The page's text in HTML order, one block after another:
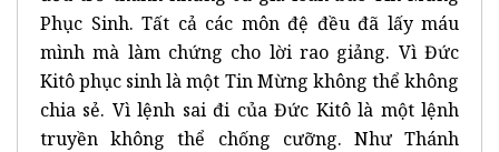
Phục Sinh. Tất cả các môn đệ đều đã lấy máu
mình mà làm chứng cho lời rao giảng. Vì Đức
Kitô phục sinh là một Tin Mừng không thể không
chia sẻ. Vì lệnh sai đi của Đức Kitô là một lệnh
truyền không thể chống cưỡng. Như Thánh